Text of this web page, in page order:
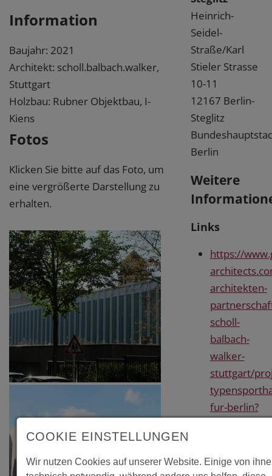
Information
Baujahr: 2021
Architekt: scholl.balbach.walker,
Stuttgart
Holzbau: Rubner Objektbau, I-
Kiens
Fotos
Klicken Sie bitte auf das Foto, um
eine vergrößerte Darstellung zu
erhalten.
Heinrich-
Seidel-
Straße/Karl
Stieler Strasse
10-11
12167 Berlin-
Steglitz
Berlin
Weitere
Links
https://
architekten-
scholl-
balbach-
walker-
stuttgart/
fur-berlin?
ruff.de/
COOKIE EINSTELLUNGEN
Wir nutzen Cookies auf unserer Website. Einige von